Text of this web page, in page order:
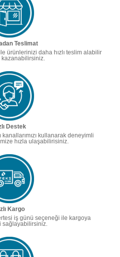
Teslimat
ürünlerinizi daha hızlı teslim alabilir
Destek
kullanarak deneyimli
hızla ulaşabilirisiniz.
Kargo
iş günü seçeneği ile kargoya
sağlayabilirsiniz.